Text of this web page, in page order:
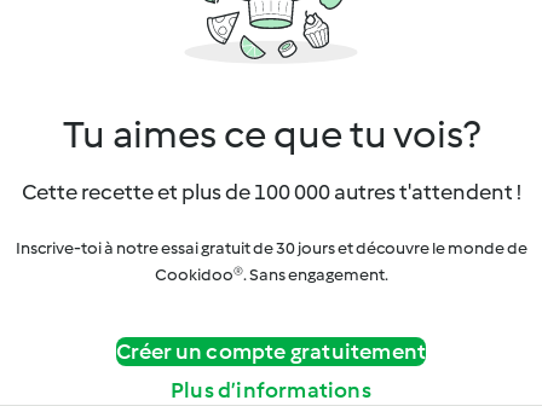
Tu aimes ce que tu vois?
Cette recette et plus de 100 000 autres t'attendent !
Inscrive-toi à notre essai gratuit de 30 jours et découvre le monde de
Cookidoo®. Sans engagement.
Créer un compte gratuitement
Plus d’informations